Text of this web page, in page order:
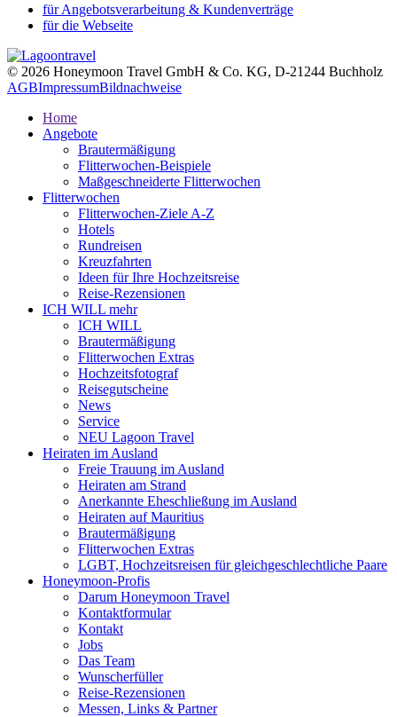
für Angebotsverarbeitung & Kundenverträge
für die Webseite
© 2026 Honeymoon Travel GmbH & Co. KG, D-21244 Buchholz
AGBImpressumBildnachweise
Home
Angebote
Brautermäßigung
Flitterwochen-Beispiele
Maßgeschneiderte Flitterwochen
Flitterwochen
Flitterwochen-Ziele A-Z
Hotels
Rundreisen
Kreuzfahrten
Ideen für Ihre Hochzeitsreise
Reise-Rezensionen
ICH WILL mehr
ICH WILL
Brautermäßigung
Flitterwochen Extras
Hochzeitsfotograf
Reisegutscheine
News
Service
NEU Lagoon Travel
Heiraten im Ausland
Freie Trauung im Ausland
Heiraten am Strand
Anerkannte Eheschließung im Ausland
Heiraten auf Mauritius
Brautermäßigung
Flitterwochen Extras
LGBT, Hochzeitsreisen für gleichgeschlechtliche Paare
Honeymoon-Profis
Darum Honeymoon Travel
Kontaktformular
Kontakt
Jobs
Das Team
Wunscherfüller
Reise-Rezensionen
Messen, Links & Partner